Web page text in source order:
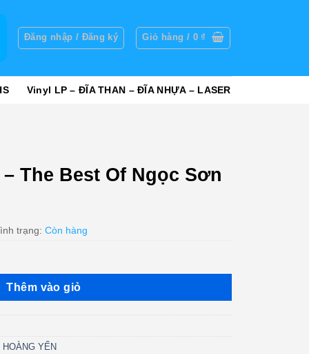
Đăng nhập / Đăng ký Giỏ hàng / 0₫
Vinyl LP – ĐĨA THAN – ĐĨA NHỰA – LASER
The Best Of Ngọc Sơn
trạng: Còn hàng
Thêm vào giỏ
YẾN